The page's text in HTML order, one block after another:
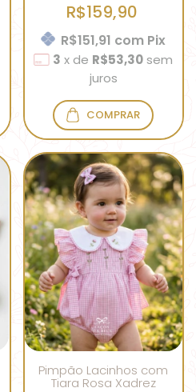
R$159,90
R$151,91 com Pix
3 x de R$53,30 sem
juros
COMPRAR
Pimpão Lacinhos com
Tiara Rosa Xadrez